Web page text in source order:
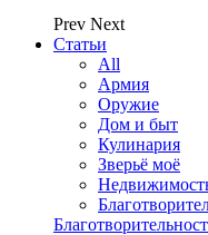
Prev Next
Статьи
All
Армия
Оружие
Дом и быт
Кулинария
Зверьё моё